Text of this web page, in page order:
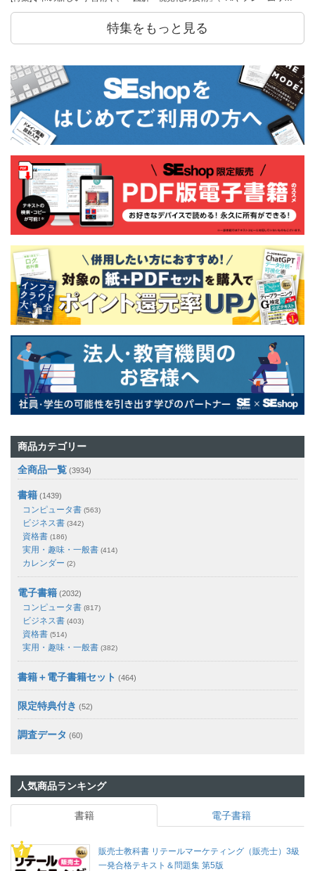
特集をもっと見る
商品カテゴリー
全商品一覧 (3934)
書籍 (1439)
コンピュータ書 (563)
ビジネス書 (342)
資格書 (186)
実用・趣味・一般書 (414)
カレンダー (2)
電子書籍 (2032)
コンピュータ書 (817)
ビジネス書 (403)
資格書 (514)
実用・趣味・一般書 (382)
書籍＋電子書籍セット (464)
限定特典付き (52)
調査データ (60)
人気商品ランキング
書籍 電子書籍
販売士教科書 リテールマーケティング（販売士）3級
一発合格テキスト＆問題集 第5版